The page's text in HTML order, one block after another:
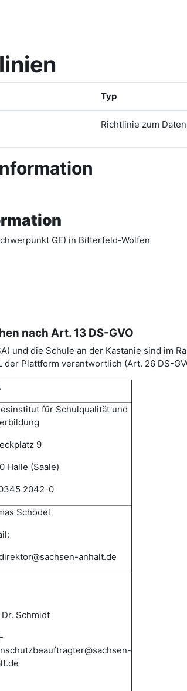
Typ
Richtlinie zum
GE) in Bitterfeld-Wolfen
nach Art. 13 DS-GVO
und die Schule an der Kastanie sind im
Plattform verantwortlich (Art. 26 DS-
für Schulqualität und
9
Halle (Saale)
2042-0
Schödel
anhalt.de
Schmidt